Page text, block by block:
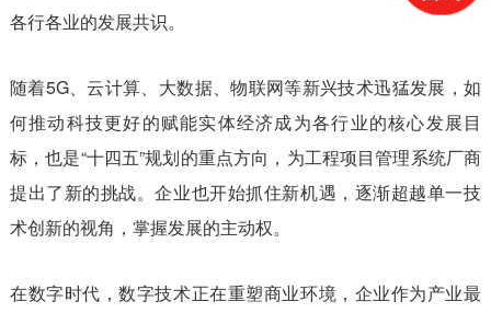
各行各业的发展共识。
随着5G、云计算、大数据、物联网等新兴技术迅猛发展，如
何推动科技更好的赋能实体经济成为各行业的核心发展目
标，也是“十四五”规划的重点方向，为工程项目管理系统厂商
提出了新的挑战。企业也开始抓住新机遇，逐渐超越单一技
术创新的视角，掌握发展的主动权。
在数字时代，数字技术正在重塑商业环境，企业作为产业最